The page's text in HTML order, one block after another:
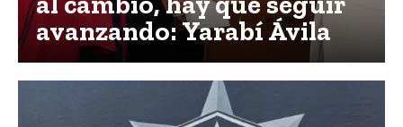
avanzando: Yarabí Ávila